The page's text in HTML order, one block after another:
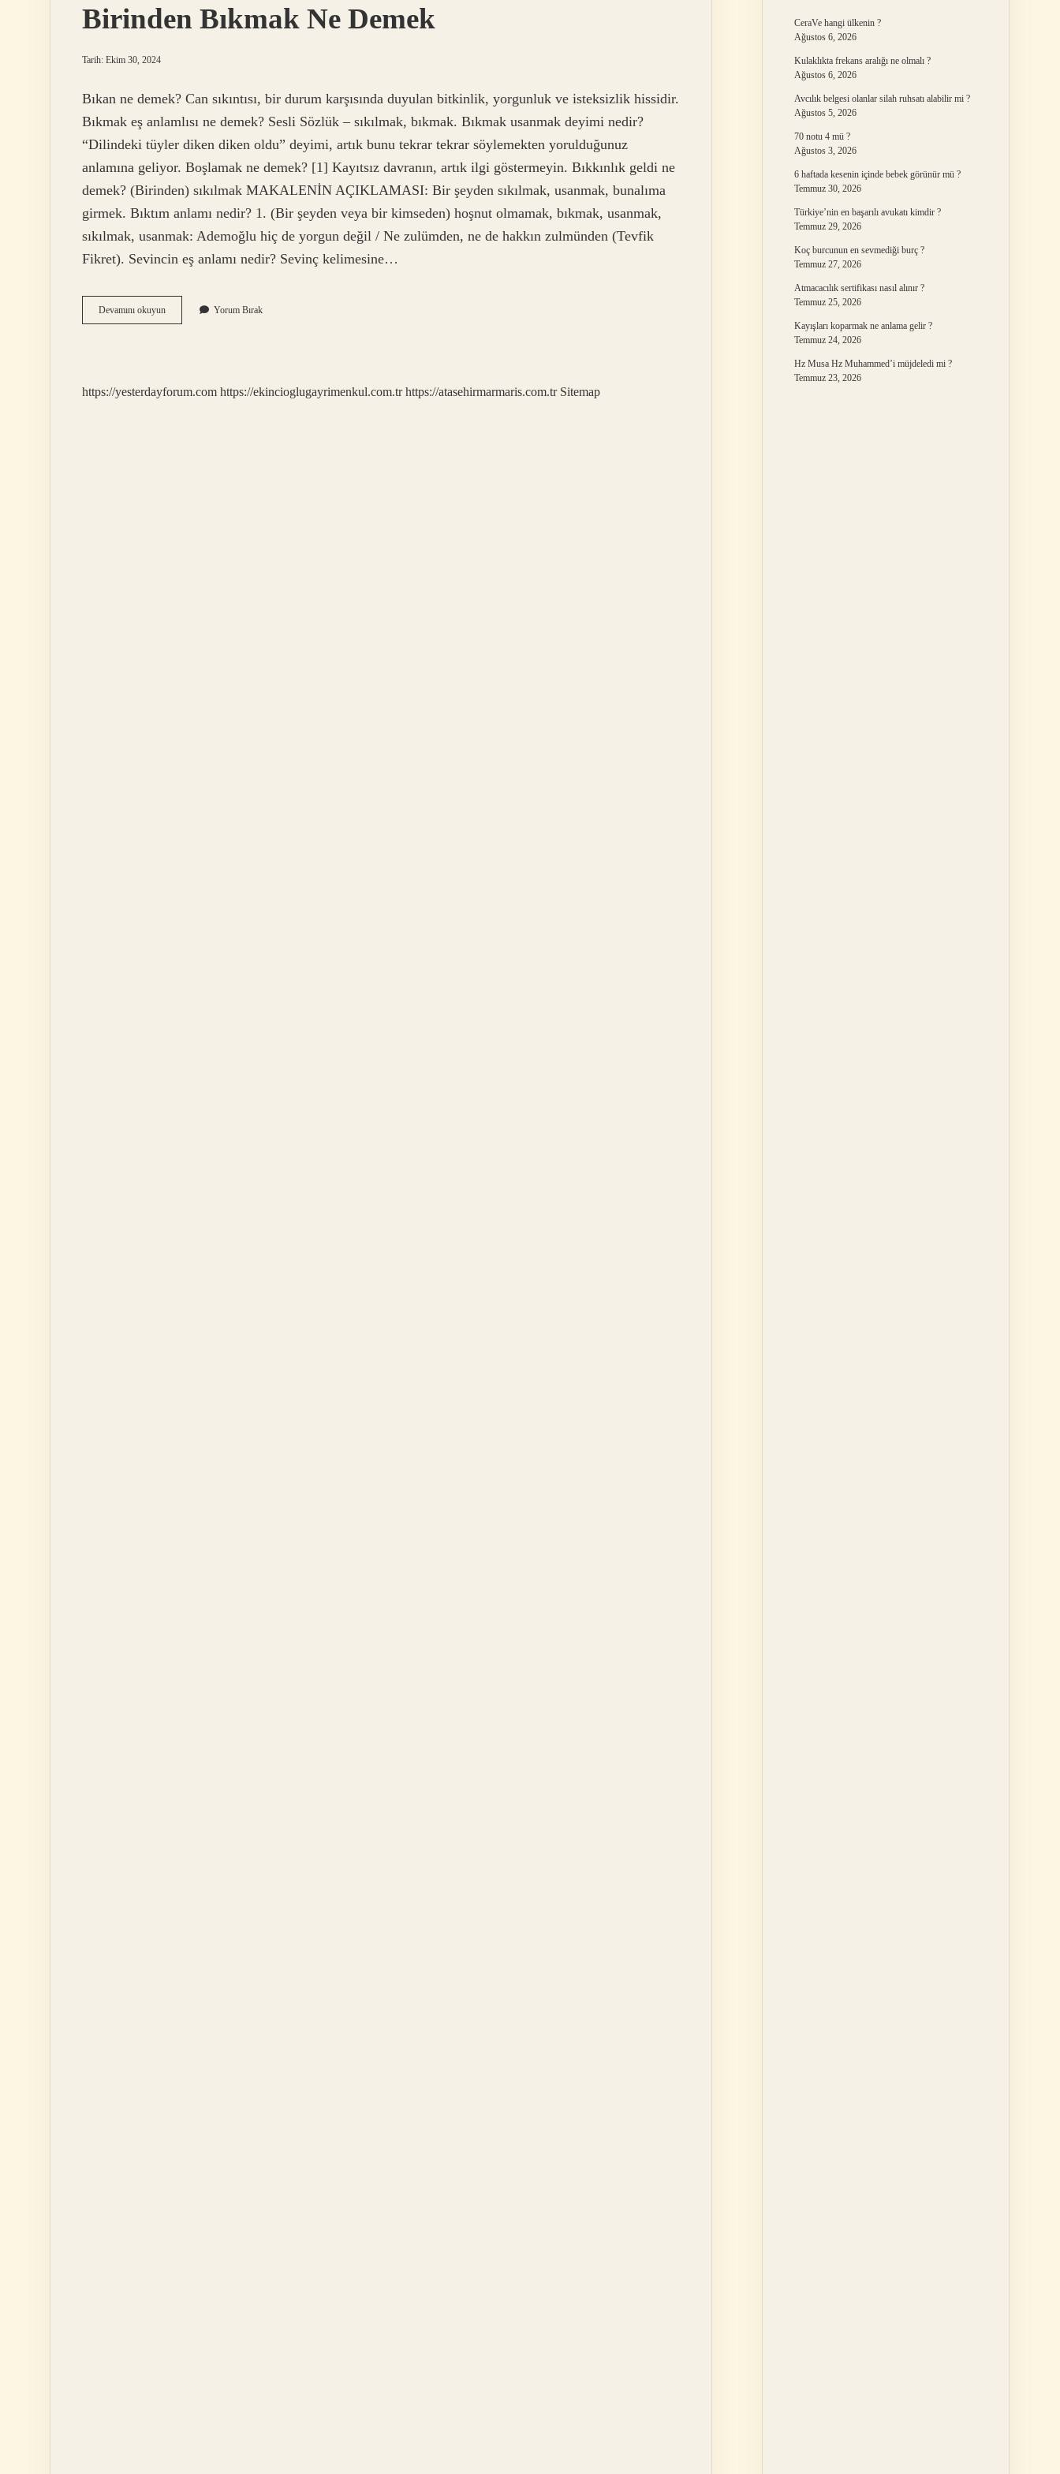
Birinden Bıkmak Ne Demek
Tarih: Ekim 30, 2024
Bıkan ne demek? Can sıkıntısı, bir durum karşısında duyulan bitkinlik, yorgunluk ve isteksizlik hissidir.
Bıkmak eş anlamlısı ne demek? Sesli Sözlük – sıkılmak, bıkmak. Bıkmak usanmak deyimi nedir?
“Dilindeki tüyler diken diken oldu” deyimi, artık bunu tekrar tekrar söylemekten yorulduğunuz
anlamına geliyor. Boşlamak ne demek? [1] Kayıtsız davranın, artık ilgi göstermeyin. Bıkkınlık geldi ne
demek? (Birinden) sıkılmak MAKALENİN AÇIKLAMASI: Bir şeyden sıkılmak, usanmak, bunalıma
girmek. Bıktım anlamı nedir? 1. (Bir şeyden veya bir kimseden) hoşnut olmamak, bıkmak, usanmak,
sıkılmak, usanmak: Ademoğlu hiç de yorgun değil / Ne zulümden, ne de hakkın zulmünden (Tevfik
Fikret). Sevincin eş anlamı nedir? Sevinç kelimesine…
Devamını okuyunBirinden
Bıkmak
Yorum Bırak
https://yesterdayforum.com https://ekincioglugayrimenkul.com.tr https://atasehirmarmaris.com.tr Sitemap
CeraVe hangi ülkenin ?
Ağustos 6, 2026
Kulaklıkta frekans aralığı ne olmalı ?
Ağustos 6, 2026
Avcılık belgesi olanlar silah ruhsatı alabilir mi ?
Ağustos 5, 2026
70 notu 4 mü ?
Ağustos 3, 2026
6 haftada kesenin içinde bebek görünür mü ?
Temmuz 30, 2026
Türkiye’nin en başarılı avukatı kimdir ?
Temmuz 29, 2026
Koç burcunun en sevmediği burç ?
Temmuz 27, 2026
Atmacacılık sertifikası nasıl alınır ?
Temmuz 25, 2026
Kayışları koparmak ne anlama gelir ?
Temmuz 24, 2026
Hz Musa Hz Muhammed’i müjdeledi mi ?
Temmuz 23, 2026